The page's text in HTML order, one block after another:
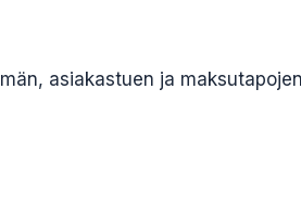
asiakastuen ja